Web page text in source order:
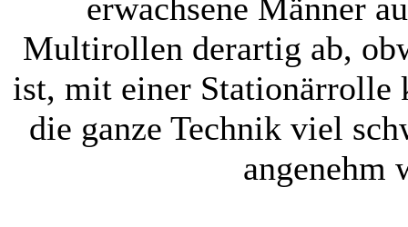
erwachsene Männer
Multirollen derartig ab,
ist, mit einer Stationärrolle
die ganze Technik viel
angenehm